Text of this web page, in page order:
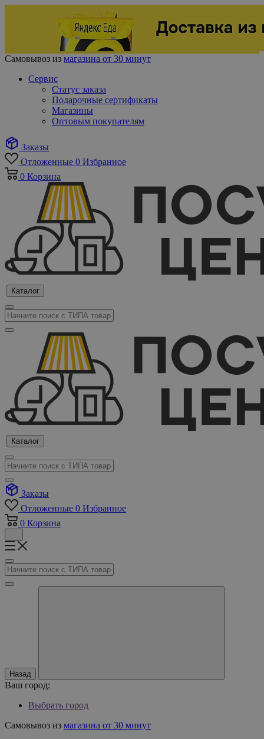
Самовывоз из магазина от 30 минут
Сервис
Статус заказа
Подарочные сертификаты
Магазины
Оптовым покупателям
Заказы
Отложенные 0 Избранное
0 Корзина
Каталог
Каталог
Заказы
Отложенные 0 Избранное
0 Корзина
Назад
Ваш город:
Выбрать город
Самовывоз из магазина от 30 минут